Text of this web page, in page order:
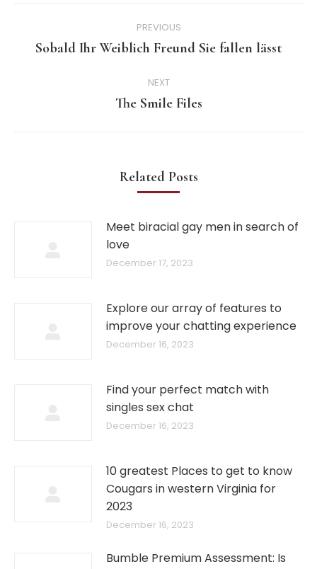
PREVIOUS
Previous
Sobald Ihr Weiblich Freund Sie fallen lässt
NEXT
Next
The Smile Files
Related Posts
Meet biracial gay men in search of
love
December 17, 2023
Explore our array of features to
improve your chatting experience
December 16, 2023
Find your perfect match with
singles sex chat
December 16, 2023
10 greatest Places to get to know
Cougars in western Virginia for
2023
December 16, 2023
Bumble Premium Assessment: Is